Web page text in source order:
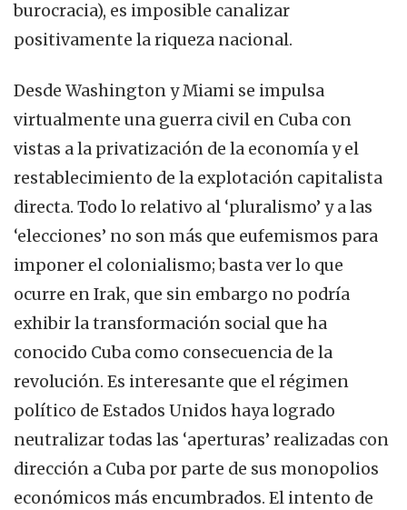
burocracia), es imposible canalizar
positivamente la riqueza nacional.
Desde Washington y Miami se impulsa
virtualmente una guerra civil en Cuba con
vistas a la privatización de la economía y el
restablecimiento de la explotación capitalista
directa. Todo lo relativo al ‘pluralismo’ y a las
‘elecciones’ no son más que eufemismos para
imponer el colonialismo; basta ver lo que
ocurre en Irak, que sin embargo no podría
exhibir la transformación social que ha
conocido Cuba como consecuencia de la
revolución. Es interesante que el régimen
político de Estados Unidos haya logrado
neutralizar todas las ‘aperturas’ realizadas con
dirección a Cuba por parte de sus monopolios
económicos más encumbrados. El intento de